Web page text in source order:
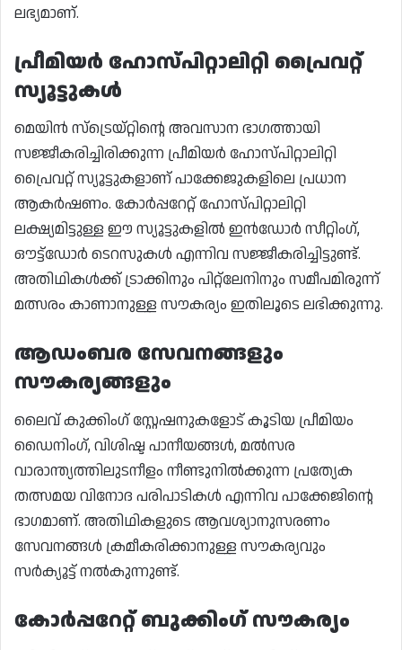
ലഭ്യമാണ്.
പ്രീമിയർ ഹോസ്പിറ്റാലിറ്റി പ്രൈവറ്റ്
സ്യൂട്ടുകൾ
മെയിൻ സ്‌ട്രെയ്റ്റിന്റെ അവസാന ഭാഗത്തായി
സജ്ജീകരിച്ചിരിക്കുന്ന പ്രീമിയർ ഹോസ്പിറ്റാലിറ്റി
പ്രൈവറ്റ് സ്യൂട്ടുകളാണ് പാക്കേജുകളിലെ പ്രധാന
ആകർഷണം. കോർപ്പറേറ്റ് ഹോസ്പിറ്റാലിറ്റി
ലക്ഷ്യമിട്ടുള്ള ഈ സ്യൂട്ടുകളിൽ ഇൻഡോർ സീറ്റിംഗ്,
ഔട്ട്ഡോർ ടെറസുകൾ എന്നിവ സജ്ജീകരിച്ചിട്ടുണ്ട്.
അതിഥികൾക്ക് ട്രാക്കിനും പിറ്റ്‌ലേനിനും സമീപമിരുന്ന്
മത്സരം കാണാനുള്ള സൗകര്യം ഇതിലൂടെ ലഭിക്കുന്നു.
ആഡംബര സേവനങ്ങളും
സൗകര്യങ്ങളും
ലൈവ് കുക്കിംഗ് സ്റ്റേഷനുകളോട് കൂടിയ പ്രീമിയം
ഡൈനിംഗ്, വിശിഷ്ട പാനീയങ്ങൾ, മൽസര
വാരാന്ത്യത്തിലുടനീളം നീണ്ടുനിൽക്കുന്ന പ്രത്യേക
തത്സമയ വിനോദ പരിപാടികൾ എന്നിവ പാക്കേജിന്റെ
ഭാഗമാണ്. അതിഥികളുടെ ആവശ്യാനുസരണം
സേവനങ്ങൾ ക്രമീകരിക്കാനുള്ള സൗകര്യവും
സർക്യൂട്ട് നൽകുന്നുണ്ട്.
കോർപ്പറേറ്റ് ബുക്കിംഗ് സൗകര്യം